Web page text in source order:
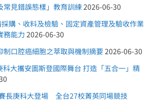
常見錯誤態樣」教育訓練 2026-06-30
購、收料及檢驗、固定資產管理及驗收作業
務能力 2026-06-30
制口腔癌細胞之萃取與機制摘要 2026-06-30
大攜安圖斯登國際舞台 打造「五合一」精
長庚科大登場 全台27校菁英同場競技